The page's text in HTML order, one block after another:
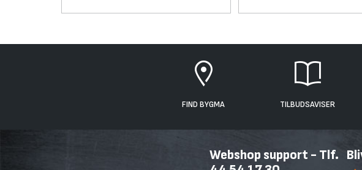
FIND BYGMA TILBUDSAVISER
Webshop support - Tlf.